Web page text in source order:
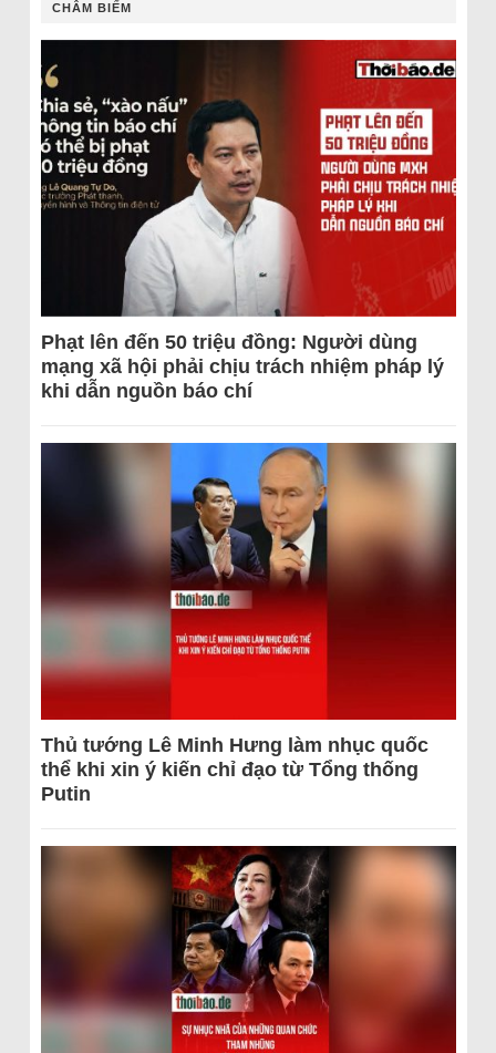
CHÂM BIẾM
Phạt lên đến 50 triệu đồng: Người dùng
mạng xã hội phải chịu trách nhiệm pháp lý
khi dẫn nguồn báo chí
Thủ tướng Lê Minh Hưng làm nhục quốc
thể khi xin ý kiến chỉ đạo từ Tổng thống
Putin